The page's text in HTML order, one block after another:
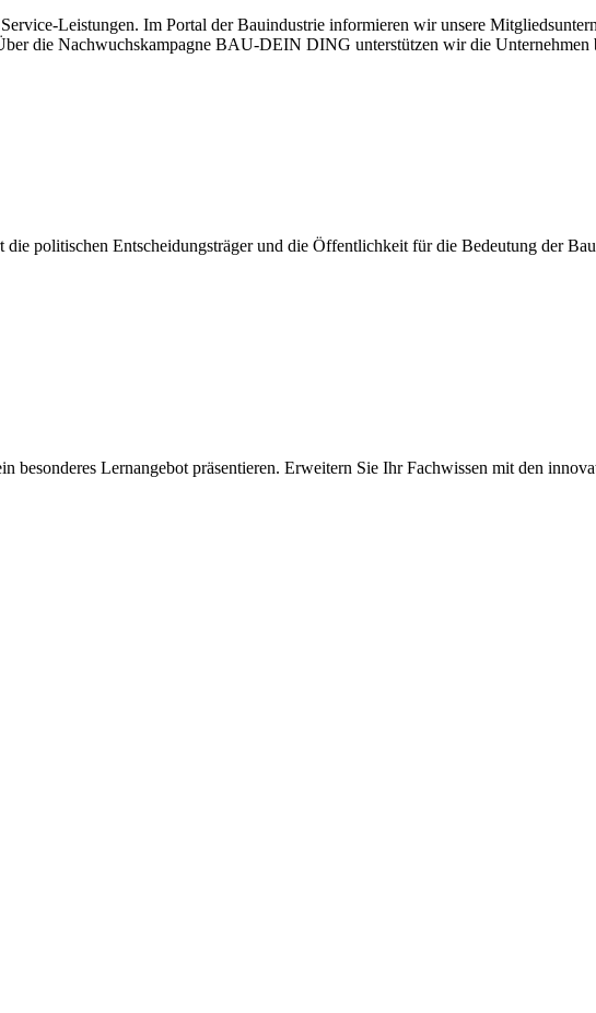
Leistungen. Im Portal der Bauindustrie informieren wir unsere
die Nachwuchskampagne BAU-DEIN DING unterstützen wir die Unternehmen
politischen Entscheidungsträger und die Öffentlichkeit für die Bedeutung der
besonderes Lernangebot präsentieren. Erweitern Sie Ihr Fachwissen mit den